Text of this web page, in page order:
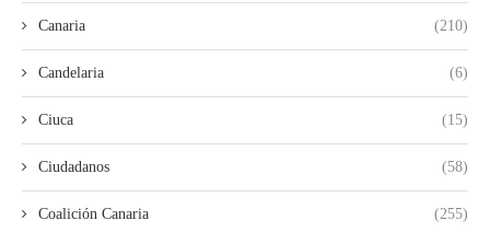
Canaria (210)
Candelaria (6)
Ciuca (15)
Ciudadanos (58)
Coalición Canaria (255)